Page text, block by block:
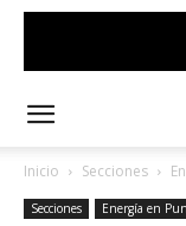
Inicio Secciones
Secciones Energía en